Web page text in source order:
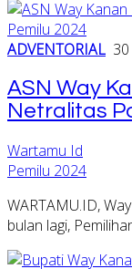
ADVENTORIAL
ASN Way
Netralitas
Wartamu Id
Pemilu 2024
WARTAMU.ID,
bulan lagi,